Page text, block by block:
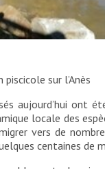
sur l’Anès
aujourd’hui ont
locale des
vers de
centaines de